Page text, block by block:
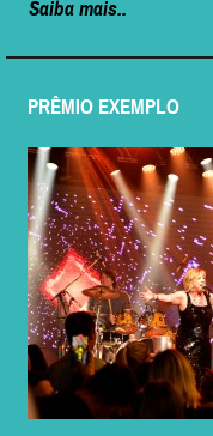
Saiba mais..
PRÊMIO EXEMPLO